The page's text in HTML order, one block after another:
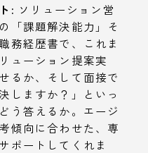
: ソリューション営
「課題解決能力」そ
務経歴書で、これま
ューション提案実
るか、そして面接で
しますか？」といっ
う答えるか。エージ
傾向に合わせた、専
ポートしてくれま